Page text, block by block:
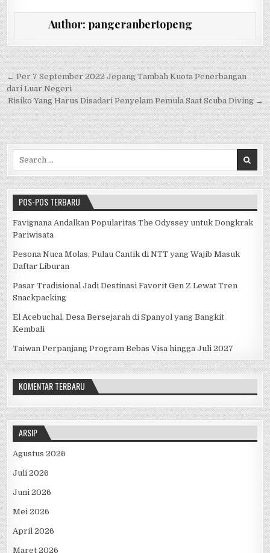
c
e
b
o
o
k
it
te
r
at
s
A
p
p
e
C
h
at
ar
e
Author: pangeranbertopeng
Navigasi pos
← Per 7 September 2022 Jepang Tambah Kuota Penerbangan
dari Luar Negeri
Risiko Yang Harus Disadari Penyelam Pemula Saat Scuba Diving →
Search for:
POS-POS TERBARU
Favignana Andalkan Popularitas The Odyssey untuk Dongkrak
Pariwisata
Pesona Nuca Molas, Pulau Cantik di NTT yang Wajib Masuk
Daftar Liburan
Pasar Tradisional Jadi Destinasi Favorit Gen Z Lewat Tren
Snackpacking
El Acebuchal, Desa Bersejarah di Spanyol yang Bangkit
Kembali
Taiwan Perpanjang Program Bebas Visa hingga Juli 2027
KOMENTAR TERBARU
ARSIP
Agustus 2026
Juli 2026
Juni 2026
Mei 2026
April 2026
Maret 2026